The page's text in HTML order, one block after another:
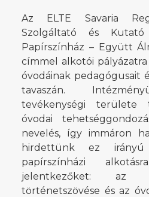
Az ELTE Savaria
Szolgáltató és Kutató
Papírszínház – Együtt
címmel alkotói
óvodáinak pedagógusait
tavaszán.
tevékenységi
óvodai
nevelés, így immáron
hirdettünk ez irányú
papírszínházi
jelentkezőket: az
történetszövése és az